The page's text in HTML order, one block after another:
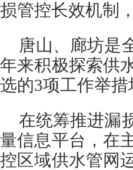
损管控长效机制
唐山、廊坊是
年来积极探索供
选的3项工作举
在统筹推进漏
量信息平台，在
控区域供水管网